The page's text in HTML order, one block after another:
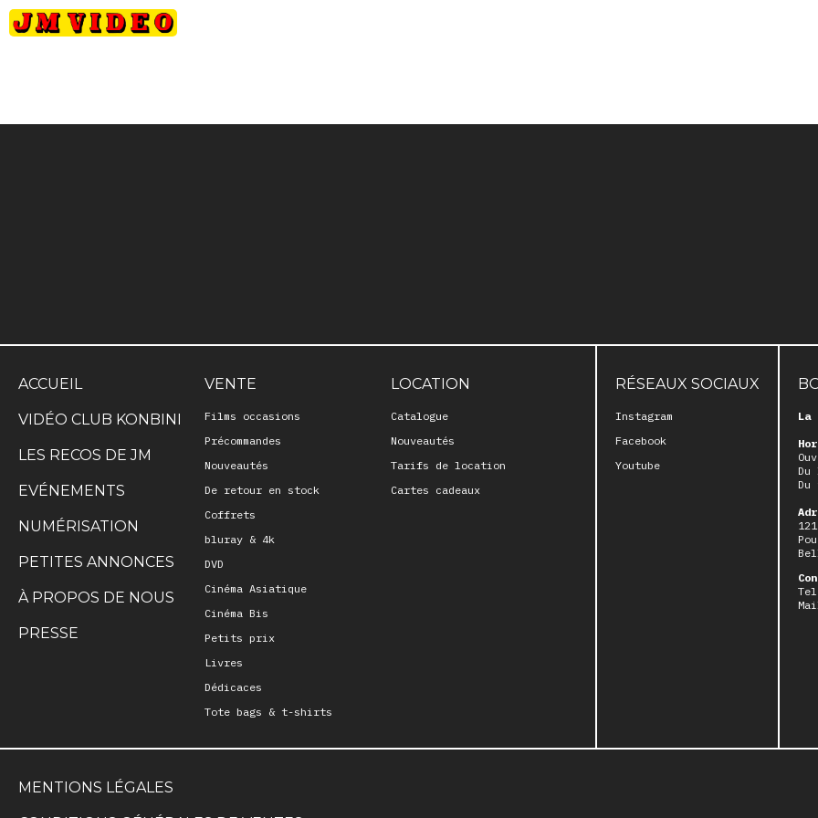
ACCUEIL VENTE
Films occasions
Précommandes
Nouveautés
De retour en stock
Coffrets
bluray & 4k
DVD
Cinéma Asiatique
Cinéma Bis
Petits prix
Livres
Dédicaces
Tote bags & t-shirts
LOCATION
Catalogue
Nouveautés
Tarifs de location
Cartes cadeaux
VIDÉO CLUB KONBINI
LES RECOS DE JM
EVÉNEMENTS
NUMÉRISATION
PETITES ANNONCES
À PROPOS DE NOUS
PRESSE
RÉSEAUX SOCIAUX
Instagram
Facebook
Youtube
La
MENTIONS LÉGALES